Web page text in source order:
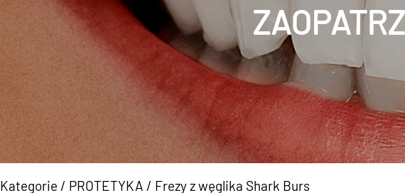
Kategorie / PROTETYKA / Frezy z węglika Shark Burs